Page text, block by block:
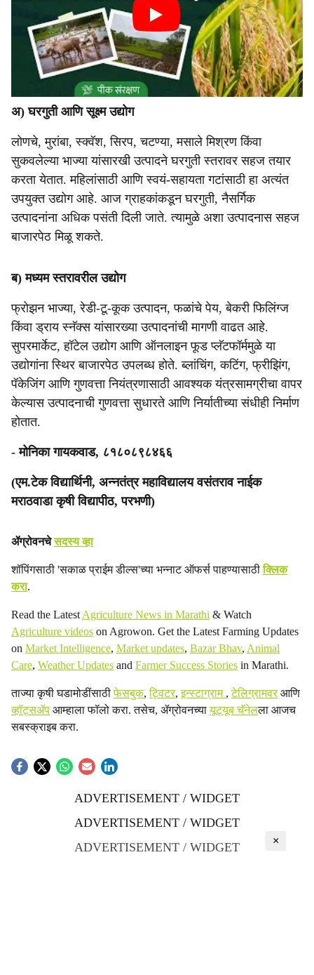
अ) घरगुती आणि सूक्ष्म उद्योग
लोणचे, मुरांबा, स्क्वॅश, सिरप, चटण्या, मसाले मिश्रण किंवा
सुकवलेल्या भाज्या यांसारखी उत्पादने घरगुती स्तरावर सहज तयार
करता येतात. महिलांसाठी आणि स्वयं-सहायता गटांसाठी हा अत्यंत
उपयुक्त उद्योग आहे. आज ग्राहकांकडून घरगुती, नैसर्गिक
उत्पादनांना अधिक पसंती दिली जाते. त्यामुळे अशा उत्पादनास सहज
बाजारपेठ मिळू शकते.
ब) मध्यम स्तरावरील उद्योग
फ्रोझन भाज्या, रेडी-टू-कूक उत्पादन, फळांचे पेय, बेकरी फिलिंग्ज
किंवा ड्राय स्नॅक्स यांसारख्या उत्पादनांची मागणी वाढत आहे.
सुपरमार्केट, हॉटेल उद्योग आणि ऑनलाइन फूड प्लॅटफॉर्ममुळे या
उद्योगांना स्थिर बाजारपेठ उपलब्ध होते. ब्लांचिंग, कटिंग, फ्रीझिंग,
पॅकेजिंग आणि गुणवत्ता नियंत्रणासाठी आवश्यक यंत्रसामग्रीचा वापर
केल्यास उत्पादनाची गुणवत्ता सुधारते आणि निर्यातीच्या संधीही निर्माण
होतात.
- मोनिका गायकवाड, ८१८०८९८४६६
(एम.टेक विद्यार्थिनी, अन्नतंत्र महाविद्यालय वसंतराव नाईक
मराठवाडा कृषी विद्यापीठ, परभणी)
ॲग्रोवनचेसदस्य व्हा
शॉपिंगसाठी 'सकाळ प्राईम डील्स'च्या भन्नाट ऑफर्स पाहण्यासाठीक्लिक
करा.
Read the Latest Agriculture News in Marathi & Watch
Agriculture videos on Agrowon. Get the Latest Farming Updates
on Market Intelligence, Market updates, Bazar Bhav, Animal
Care, Weather Updates and Farmer Success Stories in Marathi.
ताज्या कृषी घडामोडींसाठीफेसबुक,ट्विटर,इन्स्टाग्राम ,टेलिग्रामवरआणि
व्हॉट्सॲप आम्हाला फॉलो करा. तसेच, ॲग्रोवनच्यायूट्यूब चॅनेलला आजच
सबस्क्राइब करा.
ADVERTISEMENT / WIDGET
ADVERTISEMENT / WIDGET
ADVERTISEMENT / WIDGET
×